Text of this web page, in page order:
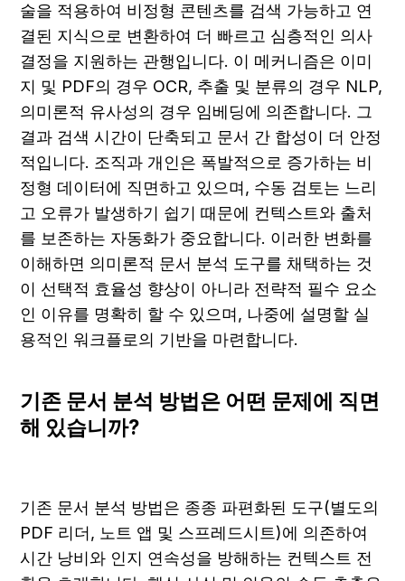
술을 적용하여 비정형 콘텐츠를 검색 가능하고 연
결된 지식으로 변환하여 더 빠르고 심층적인 의사
결정을 지원하는 관행입니다. 이 메커니즘은 이미
지 및 PDF의 경우 OCR, 추출 및 분류의 경우 NLP,
의미론적 유사성의 경우 임베딩에 의존합니다. 그
결과 검색 시간이 단축되고 문서 간 합성이 더 안정
적입니다. 조직과 개인은 폭발적으로 증가하는 비
정형 데이터에 직면하고 있으며, 수동 검토는 느리
고 오류가 발생하기 쉽기 때문에 컨텍스트와 출처
를 보존하는 자동화가 중요합니다. 이러한 변화를
이해하면 의미론적 문서 분석 도구를 채택하는 것
이 선택적 효율성 향상이 아니라 전략적 필수 요소
인 이유를 명확히 할 수 있으며, 나중에 설명할 실
용적인 워크플로의 기반을 마련합니다.
기존 문서 분석 방법은 어떤 문제에 직면
해 있습니까?
기존 문서 분석 방법은 종종 파편화된 도구(별도의
PDF 리더, 노트 앱 및 스프레드시트)에 의존하여
시간 낭비와 인지 연속성을 방해하는 컨텍스트 전